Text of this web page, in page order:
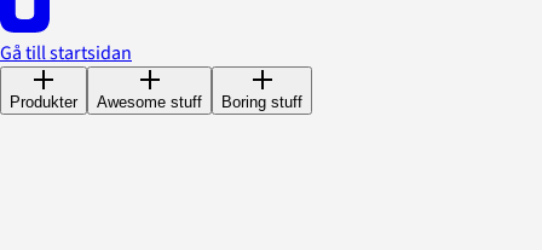
Gå till startsidan
Produkter Awesome stuff Boring stuff